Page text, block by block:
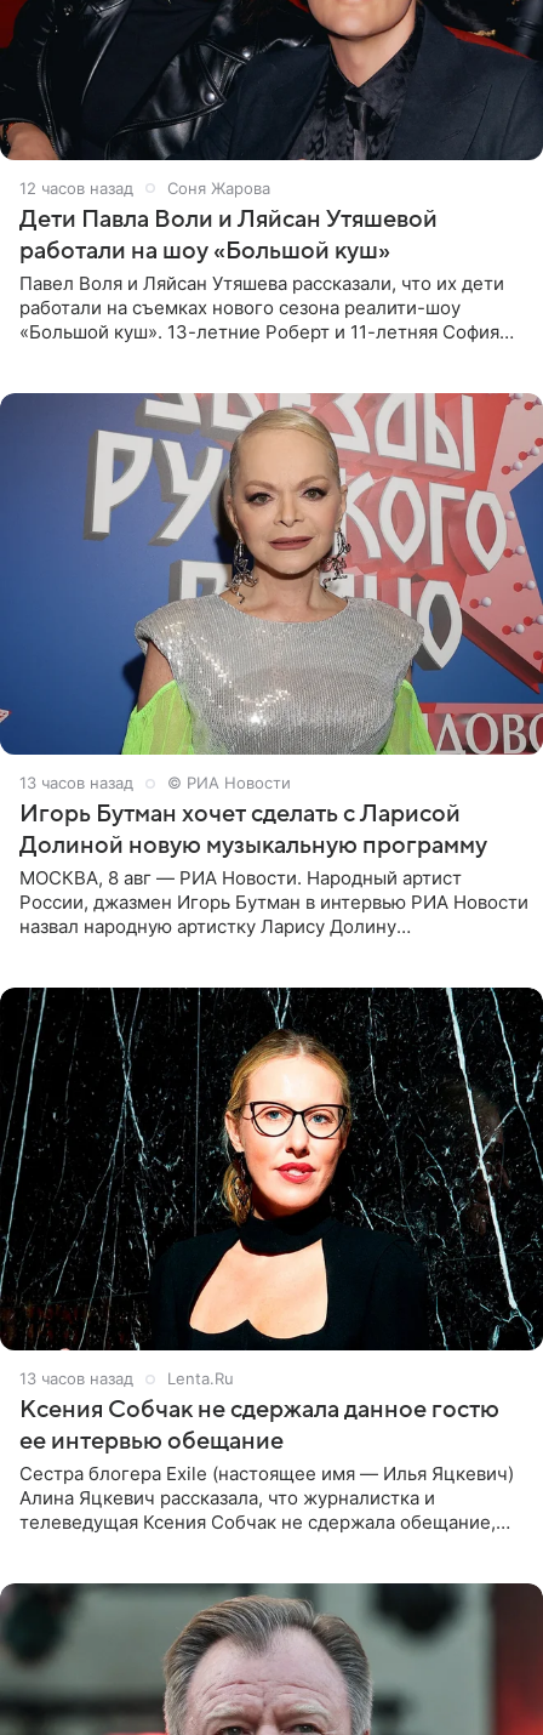
12 часов назад Соня Жарова
Дети Павла Воли и Ляйсан Утяшевой
работали на шоу «Большой куш»
Павел Воля и Ляйсан Утяшева рассказали, что их дети
работали на съемках нового сезона реалити-шоу
«Большой куш». 13-летние Роберт и 11-летняя София
13 часов назад © РИА Новости
Игорь Бутман хочет сделать с Ларисой
Долиной новую музыкальную программу
МОСКВА, 8 авг — РИА Новости. Народный артист
России, джазмен Игорь Бутман в интервью РИА Новости
назвал народную артистку Ларису Долину
13 часов назад Lenta.Ru
Ксения Собчак не сдержала данное гостю
ее интервью обещание
Сестра блогера Exile (настоящее имя — Илья Яцкевич)
Алина Яцкевич рассказала, что журналистка и
телеведущая Ксения Собчак не сдержала обещание,